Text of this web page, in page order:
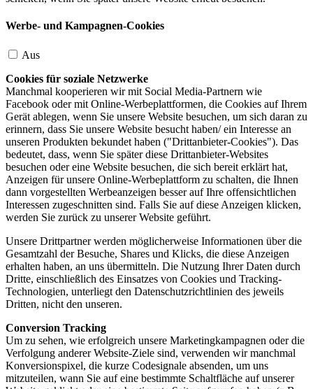
Werbe- und Kampagnen-Cookies
Aus
Cookies für soziale Netzwerke
Manchmal kooperieren wir mit Social Media-Partnern wie
Facebook oder mit Online-Werbeplattformen, die Cookies auf Ihrem
Gerät ablegen, wenn Sie unsere Website besuchen, um sich daran zu
erinnern, dass Sie unsere Website besucht haben/ ein Interesse an
unseren Produkten bekundet haben ("Drittanbieter-Cookies"). Das
bedeutet, dass, wenn Sie später diese Drittanbieter-Websites
besuchen oder eine Website besuchen, die sich bereit erklärt hat,
Anzeigen für unsere Online-Werbeplattform zu schalten, die Ihnen
dann vorgestellten Werbeanzeigen besser auf Ihre offensichtlichen
Interessen zugeschnitten sind. Falls Sie auf diese Anzeigen klicken,
werden Sie zurück zu unserer Website geführt.
Unsere Drittpartner werden möglicherweise Informationen über die
Gesamtzahl der Besuche, Shares und Klicks, die diese Anzeigen
erhalten haben, an uns übermitteln. Die Nutzung Ihrer Daten durch
Dritte, einschließlich des Einsatzes von Cookies und Tracking-
Technologien, unterliegt den Datenschutzrichtlinien des jeweils
Dritten, nicht den unseren.
Conversion Tracking
Um zu sehen, wie erfolgreich unsere Marketingkampagnen oder die
Verfolgung anderer Website-Ziele sind, verwenden wir manchmal
Konversionspixel, die kurze Codesignale absenden, um uns
mitzuteilen, wann Sie auf eine bestimmte Schaltfläche auf unserer